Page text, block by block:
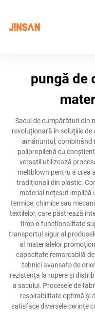
pungă de
Sacul de cumpărături din
revoluționară în soluțiile
amănuntul, combinând
polipropilenă cu
versatil utilizează
meltblown pentru a crea
tradiționali din plastic.
material nețesut implică
termice, chimice sau
textilelor, care păstrează
timp o funcționalitate
transportul sigur al
al materialelor
capacitate remarcabilă
tehnici avansate de
rezistența la rupere și
a sacului. Procesele de
respirabilitate optimă și
satisface diversele cerințe